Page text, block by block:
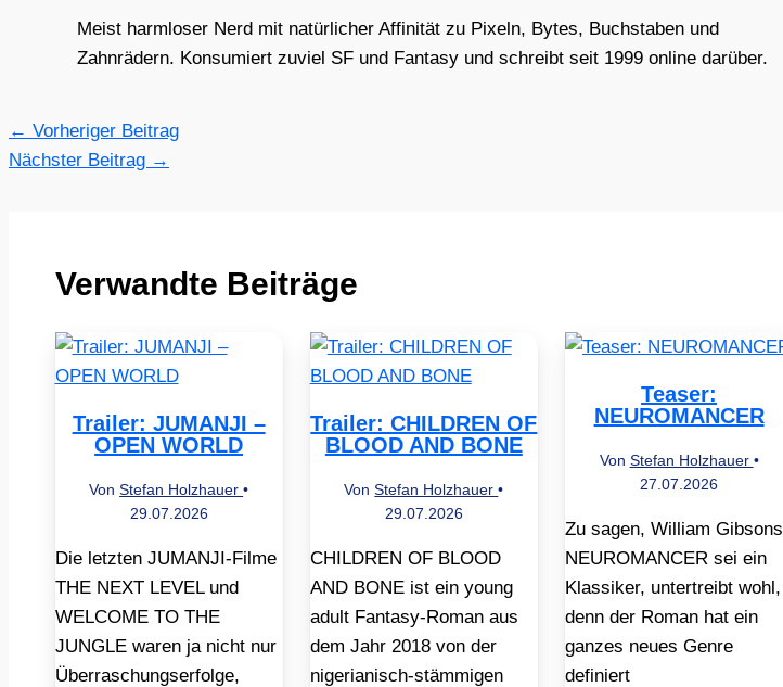
Meist harmloser Nerd mit natürlicher Affinität zu Pixeln, Bytes, Buchstaben und
Zahnrädern. Konsumiert zuviel SF und Fantasy und schreibt seit 1999 online darüber.
← Vorheriger Beitrag
Nächster Beitrag →
Verwandte Beiträge
Trailer: JUMANJI –
OPEN WORLD
VonStefan Holzhauer•
29.07.2026
Die letzten JUMANJI-Filme
THE NEXT LEVEL und
WELCOME TO THE
JUNGLE waren ja nicht nur
Überraschungserfolge,
Trailer: CHILDREN OF
BLOOD AND BONE
VonStefan Holzhauer•
29.07.2026
CHILDREN OF BLOOD
AND BONE ist ein young
adult Fantasy-Roman aus
dem Jahr 2018 von der
nigerianisch-stämmigen
Teaser:
NEUROMANCER
Von Stefan Holzhauer •
27.07.2026
Zu sagen, William Gibsons
NEUROMANCER sei ein
Klassiker, untertreibt wohl,
denn der Roman hat ein
ganzes neues Genre
definiert